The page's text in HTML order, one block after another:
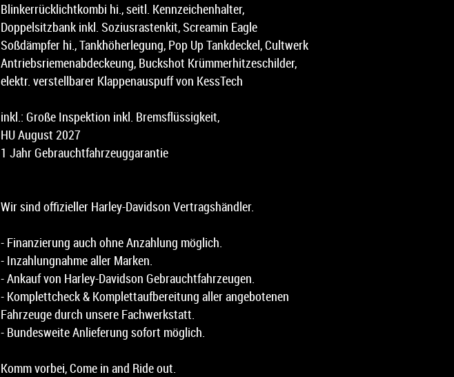
Blinkerrücklichtkombi hi., seitl. Kennzeichenhalter,
Doppelsitzbank inkl. Soziusrastenkit, Screamin Eagle
Soßdämpfer hi., Tankhöherlegung, Pop Up Tankdeckel, Cultwerk
Antriebsriemenabdeckeung, Buckshot Krümmerhitzeschilder,
elektr. verstellbarer Klappenauspuff von KessTech
inkl.: Große Inspektion inkl. Bremsflüssigkeit,
HU August 2027
1 Jahr Gebrauchtfahrzeuggarantie
Wir sind offizieller Harley-Davidson Vertragshändler.
- Finanzierung auch ohne Anzahlung möglich.
- Inzahlungnahme aller Marken.
- Ankauf von Harley-Davidson Gebrauchtfahrzeugen.
- Komplettcheck & Komplettaufbereitung aller angebotenen
Fahrzeuge durch unsere Fachwerkstatt.
- Bundesweite Anlieferung sofort möglich.
Komm vorbei, Come in and Ride out.